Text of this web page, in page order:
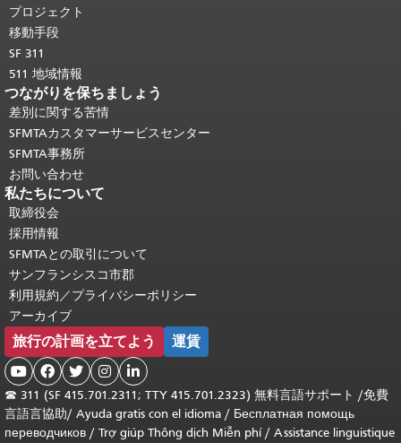
頭に戻る。
プロジェクト
移動手段
SF 311
511 地域情報
つながりを保ちましょう
差別に関する苦情
SFMTAカスタマーサービスセンター
SFMTA事務所
お問い合わせ
私たちについて
取締役会
採用情報
SFMTAとの取引について
サンフランシスコ市郡
利用規約／プライバシーポリシー
アーカイブ
旅行の計画を立てよう 運賃
    
☎ 311 (SF 415.701.2311; TTY 415.701.2323) 無料言語サポート /免費
言語言協助/ Ayuda gratis con el idioma / Бесплатная помощь
переводчиков / Trợ giúp Thông dịch Miễn phí/ Assistance linguistique